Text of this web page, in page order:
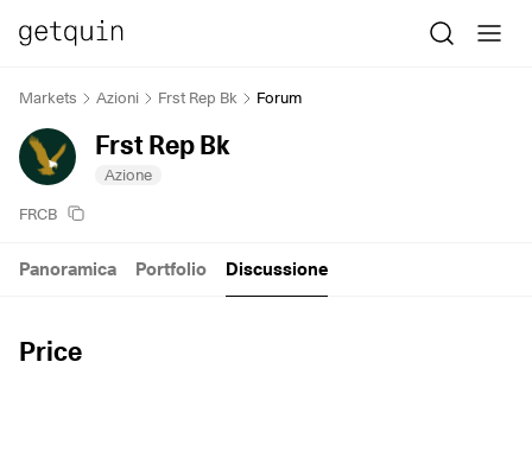
Markets Azioni Frst Rep Bk Forum
Frst Rep Bk
Azione
FRCB
Price
Panoramica Portfolio Discussione